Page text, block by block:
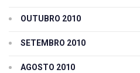
OUTUBRO 2010
SETEMBRO 2010
AGOSTO 2010